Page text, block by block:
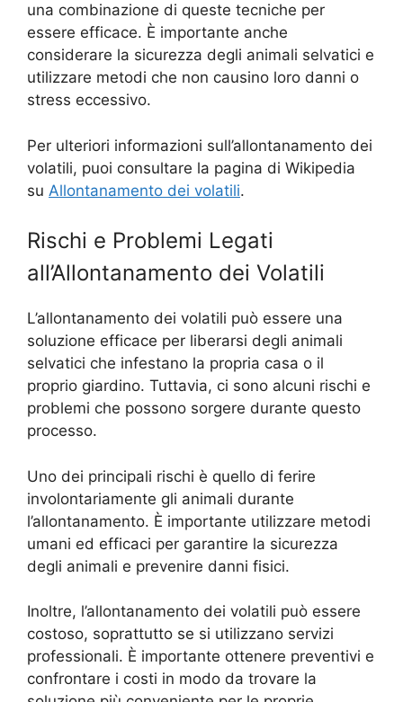
una combinazione di queste tecniche per
essere efficace. È importante anche
considerare la sicurezza degli animali selvatici e
utilizzare metodi che non causino loro danni o
stress eccessivo.
Per ulteriori informazioni sull’allontanamento dei
volatili, puoi consultare la pagina di Wikipedia
su Allontanamento dei volatili.
Rischi e Problemi Legati
all’Allontanamento dei Volatili
L’allontanamento dei volatili può essere una
soluzione efficace per liberarsi degli animali
selvatici che infestano la propria casa o il
proprio giardino. Tuttavia, ci sono alcuni rischi e
problemi che possono sorgere durante questo
processo.
Uno dei principali rischi è quello di ferire
involontariamente gli animali durante
l’allontanamento. È importante utilizzare metodi
umani ed efficaci per garantire la sicurezza
degli animali e prevenire danni fisici.
Inoltre, l’allontanamento dei volatili può essere
costoso, soprattutto se si utilizzano servizi
professionali. È importante ottenere preventivi e
confrontare i costi in modo da trovare la